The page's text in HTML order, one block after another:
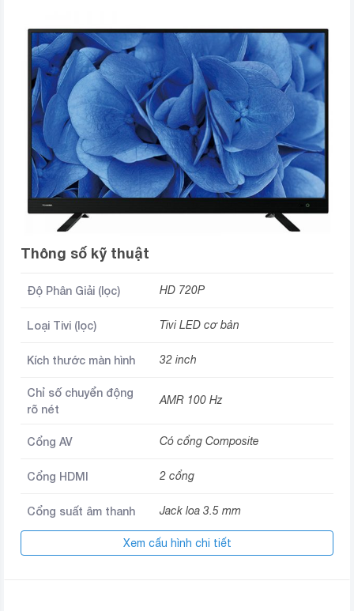
Thông số kỹ thuật
Độ Phân Giải (lọc) HD 720P
Loại Tivi (lọc) Tivi LED cơ bản
Kích thước màn hình 32 inch
Chỉ số chuyển động
rõ nét
AMR 100 Hz
Cổng AV Có cổng Composite
Cổng HDMI 2 cổng
Cổng suất âm thanh Jack loa 3.5 mm
2 cổng
Xem cấu hình chi tiết